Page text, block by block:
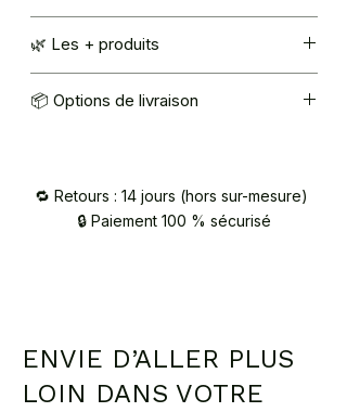
Ampoule E27 (non fournie)
Taille : H 33 cm x l 9 cm x L 26 cm
🌿 Les + produits
Fabrication française
📦 Options de livraison
sur RDV / contact@atelier2main.fr
🔁 Retours : 14 jours (hors sur-mesure)
🔒 Paiement 100 % sécurisé
ENVIE D’ALLER PLUS
LOIN DANS VOTRE